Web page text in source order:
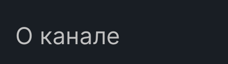
О канале